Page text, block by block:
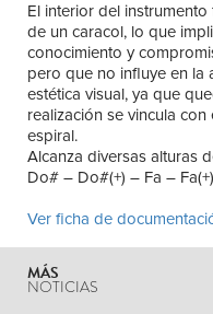
El interior del
de un caracol, lo que
conocimiento y
pero que no influye en la
estética visual, ya que
realización se vincula
espiral.
Alcanza diversas alturas
Do# – Do#(+) – Fa –
Ver ficha de
MÁS
NOTICIAS